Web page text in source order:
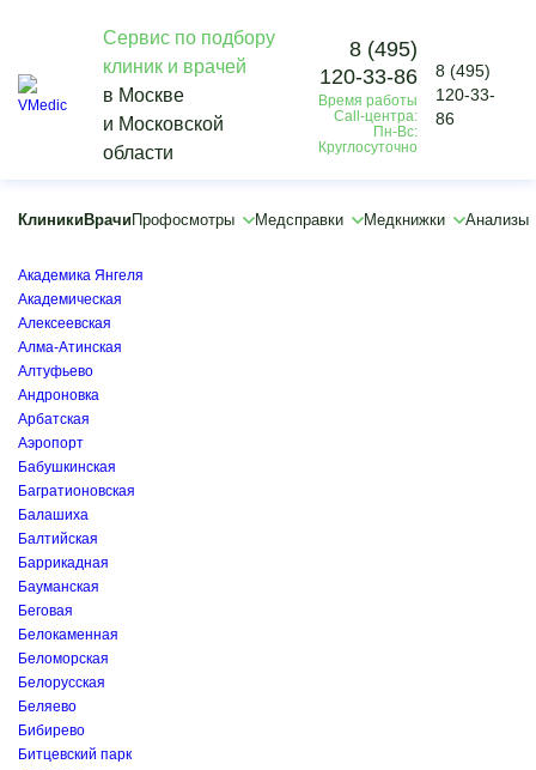
Сервис по подбору
клиник и врачей
в Москве
и Московской
области
8 (495)
120-33-86
Время работы
Call-центра:
Пн-Вс:
Круглосуточно
8 (495)
120-33-
86
Клиники Врачи Профосмотры Медсправки Медкнижки Анализы
Vmedic
Анализы
Биохимический анализ крови
Определение электролитов
Авиамоторная
Академика Янгеля
Академическая
Алексеевская
Алма-Атинская
Алтуфьево
Андроновка
Арбатская
Аэропорт
Бабушкинская
Багратионовская
Балашиха
Балтийская
Баррикадная
Бауманская
Беговая
Белокаменная
Беломорская
Белорусская
Беляево
Бибирево
Битцевский парк